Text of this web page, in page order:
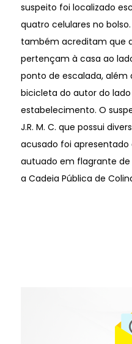
suspeito foi localizado
quatro celulares no
também acreditam que
pertençam à casa ao
ponto de escalada,
bicicleta do autor do
estabelecimento. O
J.R. M. C. que possui
acusado foi apresentado
autuado em flagrante
a Cadeia Pública de